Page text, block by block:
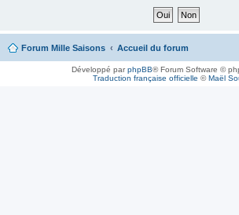
Forum Mille Saisons Accueil du forum
Développé parphpBB® Forum Software ©
Traduction française officielle ©Maël